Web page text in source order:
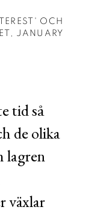
OCH
JANUARY
tid så
de olika
lagren
växlar